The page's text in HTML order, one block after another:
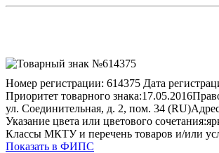
Номер регистрации: 614375 Дата
Приоритет товарного знака:17.05.2016
ул. Соединительная, д. 2, пом. 34 (RU)
Указание цвета или цветового сочетания:
Классы МКТУ и перечень товаров и/или
Показать в ФИПС